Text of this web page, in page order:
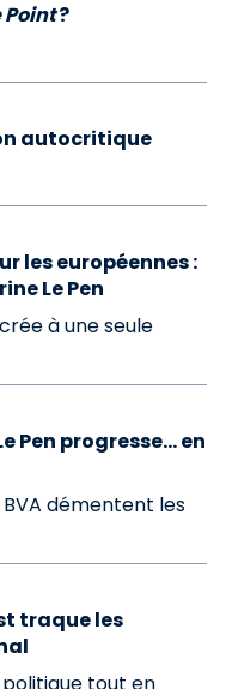
Point?
autocritique
les européennes :
Le Pen
à une seule
Pen progresse... en
démentent les
traque les